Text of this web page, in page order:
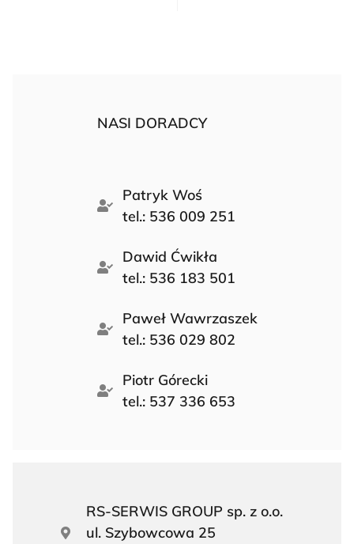
NASI DORADCY
Patryk Woś
tel.: 536 009 251
Dawid Ćwikła
tel.: 536 183 501
Paweł Wawrzaszek
tel.: 536 029 802
Piotr Górecki
tel.: 537 336 653
RS-SERWIS GROUP sp. z o.o.
ul. Szybowcowa 25